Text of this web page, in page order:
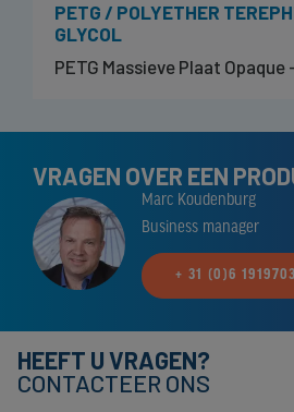
PETG / POLYETHER
GLYCOL
PETG Massieve Plaat
HEEFT U VRAGEN?
CONTACTEER ONS
VRAGEN OVER EEN
Marc Koudenburg
Business manager
+ 31 (0)6